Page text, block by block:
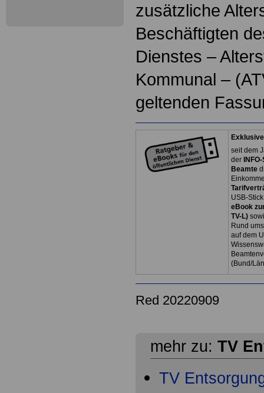
zusätzliche
Beschäftigten
Dienstes –
Kommunal –
geltenden
seit dem
der
Beamte
USB-
eBook
TV-L)
Rund
auf dem
(Bund/
Red 20220909
mehr zu: TV
TV